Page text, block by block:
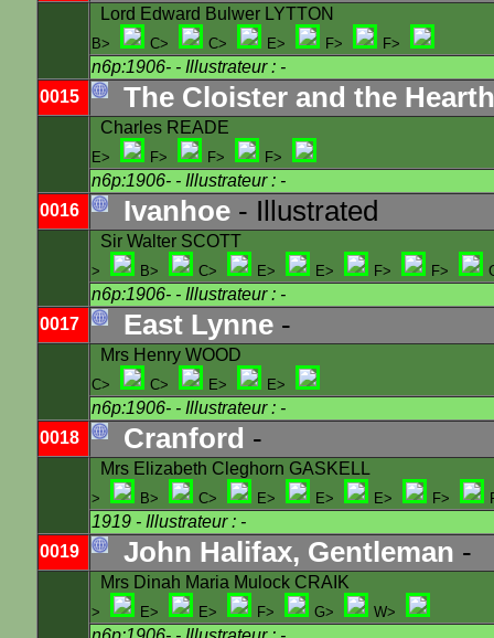
Lord Edward Bulwer LYTTON
B> C> C> E> F> F>
n6p:1906- - Illustrateur : -
0015
The Cloister and the Hearth
Charles READE
E> F> F> F>
n6p:1906- - Illustrateur : -
0016
Ivanhoe - Illustrated
Sir Walter SCOTT
> B> C> E> E> F> F>
n6p:1906- - Illustrateur : -
0017
East Lynne -
Mrs Henry WOOD
C> C> E> E>
n6p:1906- - Illustrateur : -
0018
Cranford -
Mrs Elizabeth Cleghorn GASKELL
> B> C> E> E> E> F>
1919 - Illustrateur : -
0019
John Halifax, Gentleman -
Mrs Dinah Maria Mulock CRAIK
> E> E> F> G> W>